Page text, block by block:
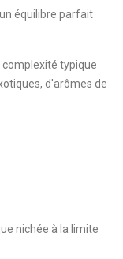
équilibre parfait
complexité typique
d'arômes de
nichée à la limite